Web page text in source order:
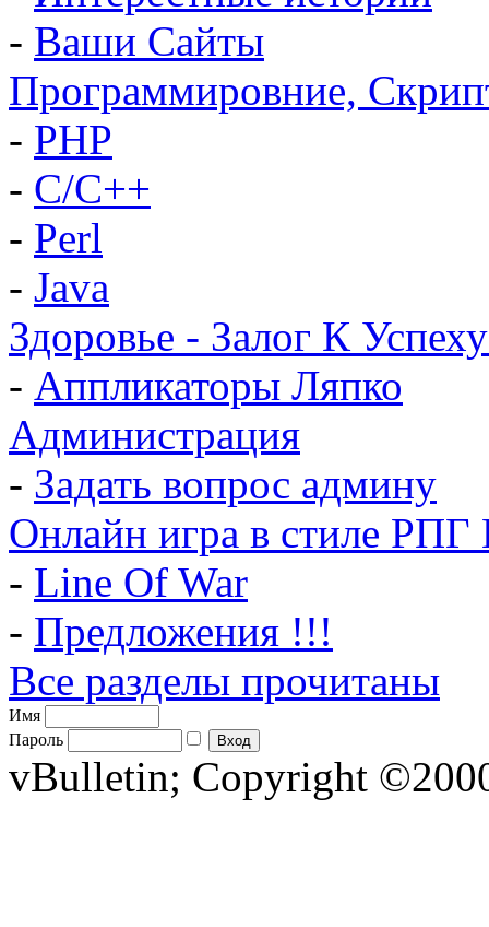
- Ваши Сайты
Программировние,
- PHP
- C/C++
- Perl
- Java
Здоровье - Залог К
- Аппликаторы Ляпко
Администрация
- Задать вопрос админу
Онлайн игра в стиле РПГ
- Line Of War
- Предложения !!!
Все разделы прочитаны
Имя
Пароль
vBulletin; Copyright